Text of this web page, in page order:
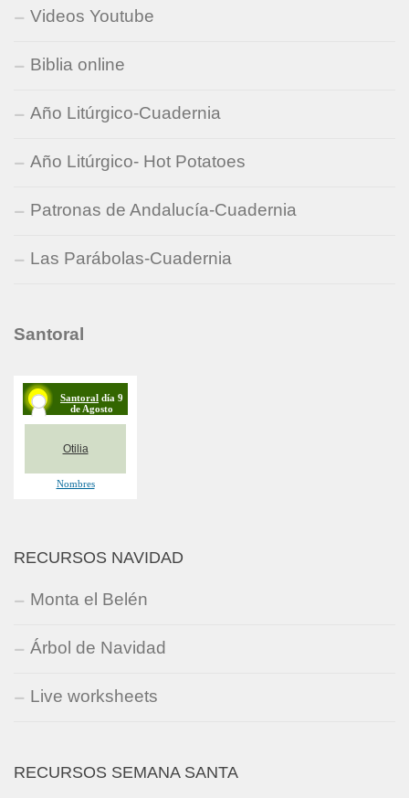
Videos Youtube
Biblia online
Año Litúrgico-Cuadernia
Año Litúrgico- Hot Potatoes
Patronas de Andalucía-Cuadernia
Las Parábolas-Cuadernia
Santoral
RECURSOS NAVIDAD
Monta el Belén
Árbol de Navidad
Live worksheets
RECURSOS SEMANA SANTA